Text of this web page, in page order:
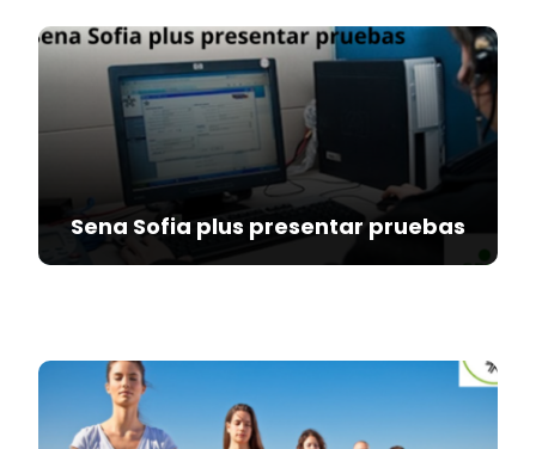
Sena Sofia plus presentar pruebas